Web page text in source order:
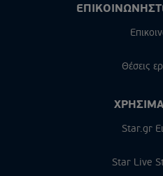
Θέσεις
Star.gr
Star Live